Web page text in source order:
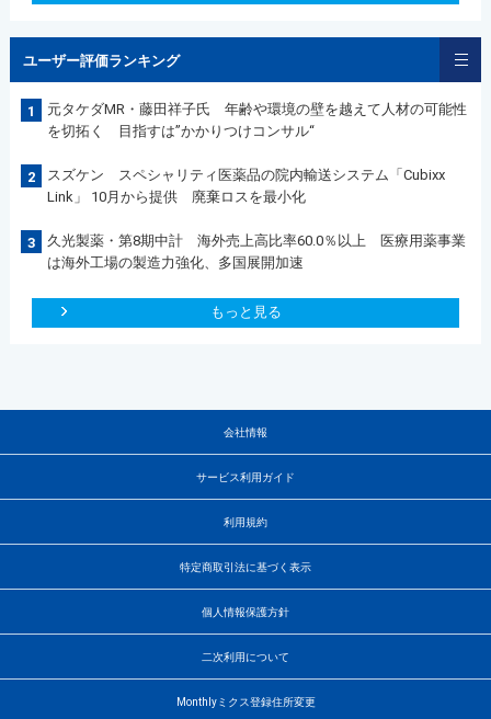
ユーザー評価ランキング
1
元タケダMR・藤田祥子氏 年齢や環境の壁を越えて人材の可能性
を切拓く 目指すは”かかりつけコンサル“
2
スズケン スペシャリティ医薬品の院内輸送システム「Cubixx
Link」 10月から提供 廃棄ロスを最小化
3
久光製薬・第8期中計 海外売上高比率60.0％以上 医療用薬事業
は海外工場の製造力強化、多国展開加速
もっと見る
会社情報
サービス利用ガイド
利用規約
特定商取引法に基づく表示
個人情報保護方針
二次利用について
Monthlyミクス登録住所変更